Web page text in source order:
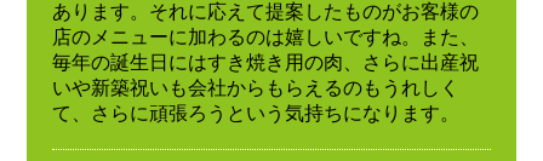
あります。それに応えて提案したものがお客様の
店のメニューに加わるのは嬉しいですね。また、
毎年の誕生日にはすき焼き用の肉、さらに出産祝
いや新築祝いも会社からもらえるのもうれしく
て、さらに頑張ろうという気持ちになります。